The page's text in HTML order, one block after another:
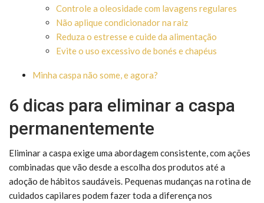
Controle a oleosidade com lavagens regulares
Não aplique condicionador na raiz
Reduza o estresse e cuide da alimentação
Evite o uso excessivo de bonés e chapéus
Minha caspa não some, e agora?
6 dicas para eliminar a caspa
permanentemente
Eliminar a caspa exige uma abordagem consistente, com ações
combinadas que vão desde a escolha dos produtos até a
adoção de hábitos saudáveis. Pequenas mudanças na rotina de
cuidados capilares podem fazer toda a diferença nos